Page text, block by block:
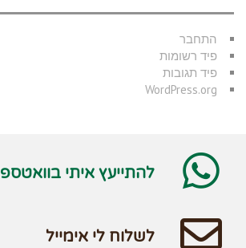
התחבר
פיד רשומות
פיד תגובות
WordPress.org
להתייעץ איתי בוואטספ
לשלוח לי אימייל